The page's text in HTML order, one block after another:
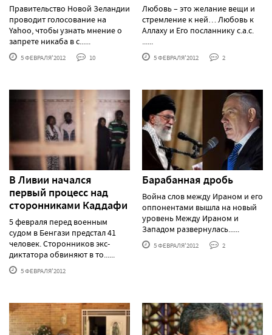
Правительство Новой Зеландии
проводит голосование на
Yahoo, чтобы узнать мнение о
запрете никаба в с......
5 ФЕВРАЛЯ'2012 10
Любовь – это желание вещи и
стремление к ней… Любовь к
Аллаху и Его посланнику с.а.с.
......
5 ФЕВРАЛЯ'2012 2
В Ливии начался
первый процесс над
сторонниками Каддафи
5 февраля перед военным
судом в Бенгази предстал 41
человек. Сторонников экс-
диктатора обвиняют в то......
5 ФЕВРАЛЯ'2012
Барабанная дробь
Война слов между Ираном и его
оппонентами вышла на новый
уровень Между Ираном и
Западом развернулась......
5 ФЕВРАЛЯ'2012 2